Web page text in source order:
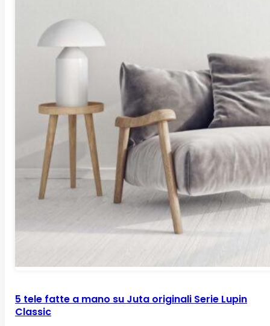
5 tele fatte a mano su Juta originali Serie Lupin
Classic